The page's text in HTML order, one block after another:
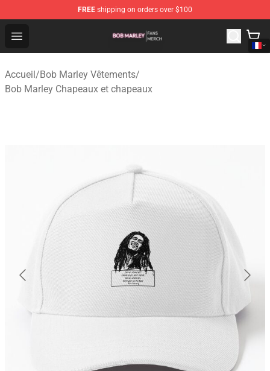
FREE shipping on orders over $100
Open menu
Bob Marley Shop - Official Bob Marley Merchandise
Accueil/Bob Marley Vêtements/
Bob Marley Chapeaux et chapeaux